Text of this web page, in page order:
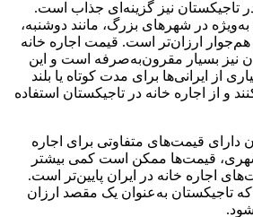
در تاجیکستان نیز گزینه‌ای جذاب است.
به‌ویژه در شهرهای بزرگ، مانند دوشنبه،
ارزان‌تر است. قیمت اجاره خانه
نیز بسیار مقرون‌به‌صرفه است و این
از ایرانی‌ها برای مدت کوتاه یا بلند
و از اجاره خانه در تاجیکستان استفاده
دارای قیمت‌های متفاوتی برای اجاره
قیمت‌ها ممکن است کمی بیشتر
اجاره خانه در ایران پایین‌تر است.
تاجیکستان به‌عنوان یک مقصد ارزان